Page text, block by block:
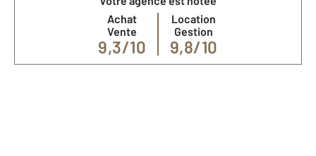
Achat
Vente
9,3/10
Location
Gestion
9,8/10